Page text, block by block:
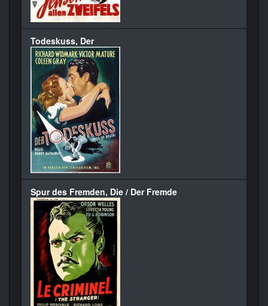
Todeskuss, Der
Spur des Fremden, Die / Der Fremde